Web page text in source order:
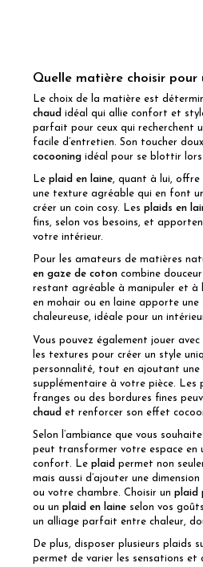
Quelle matière choisir pour
Le choix de la matière est
chaud idéal qui allie confort et
parfait pour ceux qui recherchent
facile d’entretien. Son toucher
cocooning idéal pour se blottir lors
Le plaid en laine, quant à lui, offre
une texture agréable qui en font
créer un coin cosy. Les plaids en
fins, selon vos besoins, et
votre intérieur.
Pour les amateurs de matières
en gaze de coton combine
restant agréable à manipuler et à
en mohair ou en laine apporte une
chaleureuse, idéale pour un
Vous pouvez également jouer
les textures pour créer un style
personnalité, tout en ajoutant une
supplémentaire à votre pièce. Les
franges ou des bordures fines
chaud et renforcer son effet
Selon l’ambiance que vous
peut transformer votre espace en
confort. Le plaid permet non
mais aussi d’ajouter une
ou votre chambre. Choisir un plaid
ou un plaid en laine selon vos
un alliage parfait entre chaleur,
De plus, disposer plusieurs plaids
permet de varier les sensations et